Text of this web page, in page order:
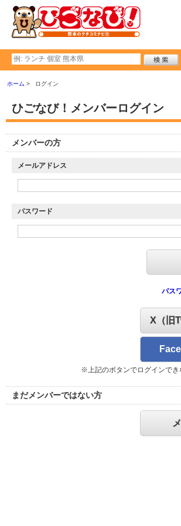
ホーム ログイン
ひごなび！メンバーログイン
メンバーの方
メールアドレス
パスワード
パス
X（旧
※上記のボタンでログインでき
まだメンバーではない方